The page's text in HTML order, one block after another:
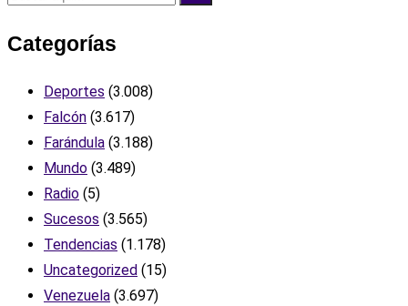
Categorías
Deportes (3.008)
Falcón (3.617)
Farándula (3.188)
Mundo (3.489)
Radio (5)
Sucesos (3.565)
Tendencias (1.178)
Uncategorized (15)
Venezuela (3.697)